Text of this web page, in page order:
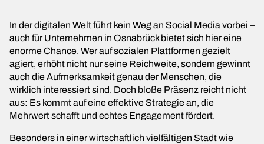
In der digitalen Welt führt kein Weg an Social Media vorbei –
auch für Unternehmen in Osnabrück bietet sich hier eine
enorme Chance. Wer auf sozialen Plattformen gezielt
agiert, erhöht nicht nur seine Reichweite, sondern gewinnt
auch die Aufmerksamkeit genau der Menschen, die
wirklich interessiert sind. Doch bloße Präsenz reicht nicht
aus: Es kommt auf eine effektive Strategie an, die
Mehrwert schafft und echtes Engagement fördert.
Besonders in einer wirtschaftlich vielfältigen Stadt wie